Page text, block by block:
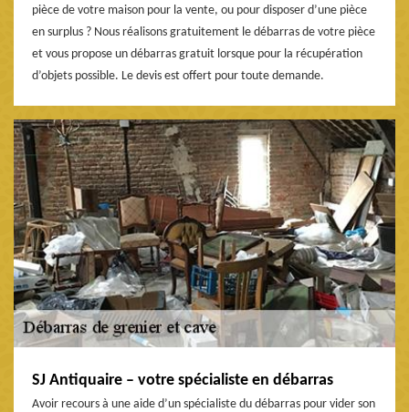
pièce de votre maison pour la vente, ou pour disposer d’une pièce
en surplus ? Nous réalisons gratuitement le débarras de votre pièce
et vous propose un débarras gratuit lorsque pour la récupération
d’objets possible. Le devis est offert pour toute demande.
SJ Antiquaire – votre spécialiste en débarras
Avoir recours à une aide d’un spécialiste du débarras pour vider son